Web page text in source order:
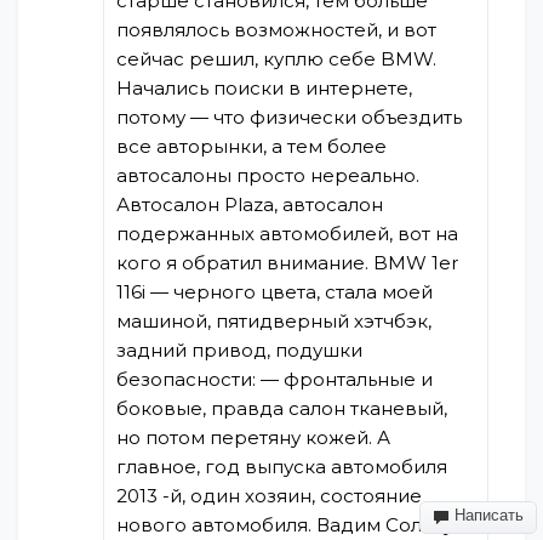
появлялось возможностей, и вот
сейчас решил, куплю себе BMW.
Начались поиски в интернете,
потому — что физически объездить
все авторынки, а тем более
автосалоны просто нереально.
Автосалон Plaza, автосалон
подержанных автомобилей, вот на
кого я обратил внимание. BMW 1er
116i — черного цвета, стала моей
машиной, пятидверный хэтчбэк,
задний привод, подушки
безопасности: — фронтальные и
боковые, правда салон тканевый,
но потом перетяну кожей. А
главное, год выпуска автомобиля
2013 -й, один хозяин, состояние
нового автомобиля. Вадим Сологуб,Написать